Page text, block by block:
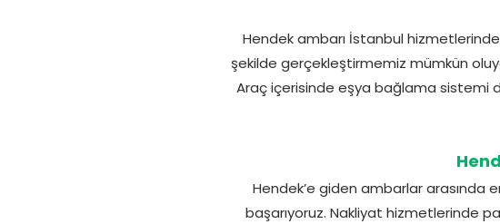
Hendek ambarı İstanbul
şekilde gerçekleştirmemiz mümkün
Araç içerisinde eşya bağlama sistemi
Hendek’e giden ambarlar arasında
başarıyoruz. Nakliyat hizmetlerinde